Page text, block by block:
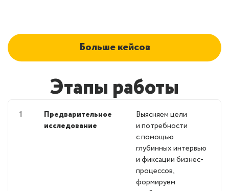
Больше кейсов
Этапы работы
1
Предварительное
исследование
Выясняем цели
и потребности
с помощью
глубинных интервью
и фиксации бизнес-
процессов,
формируем